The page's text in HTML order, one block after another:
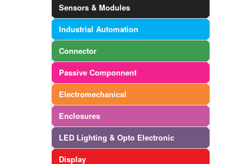
Sensors & Modules
Industrial Automation
Connector
Passive Componnent
Electromechanical
Enclosures
LED Lighting & Opto Electronic
Display